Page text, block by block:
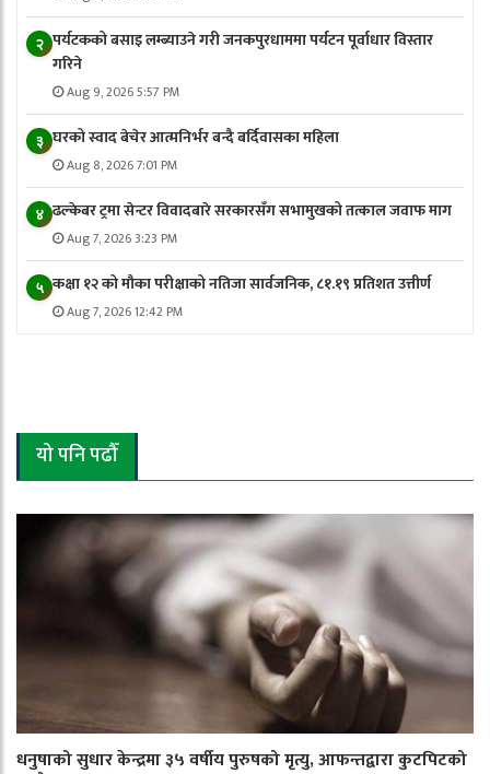
२ पर्यटकको बसाइ लम्ब्याउने गरी जनकपुरधाममा पर्यटन पूर्वाधार विस्तार
गरिने
Aug 9, 2026 5:57 PM
३ घरको स्वाद बेचेर आत्मनिर्भर बन्दै बर्दिवासका महिला
Aug 8, 2026 7:01 PM
४ ढल्केबर ट्रमा सेन्टर विवादबारे सरकारसँग सभामुखको तत्काल जवाफ माग
Aug 7, 2026 3:23 PM
५ कक्षा १२ को मौका परीक्षाको नतिजा सार्वजनिक, ८१.१९ प्रतिशत उत्तीर्ण
Aug 7, 2026 12:42 PM
यो पनि पढौँ
धनुषाको सुधार केन्द्रमा ३५ वर्षीय पुरुषको मृत्यु, आफन्तद्वारा कुटपिटको